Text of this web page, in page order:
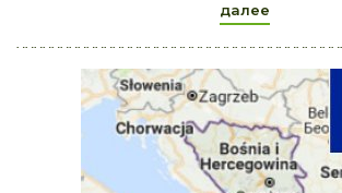
далее